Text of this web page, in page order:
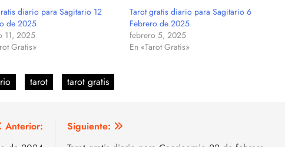
diario para Sagitario 12
de 2025
11, 2025
Gratis»
Tarot gratis diario para Sagitario 6
Febrero de 2025
febrero 5, 2025
En «Tarot Gratis»
tarot tarot gratis
Anterior:
Siguiente: